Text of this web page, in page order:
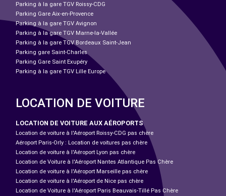
Parking à la gare TGV Roissy-CDG
Parking Gare Aix-en-Provence
Parking à la gare TGV Avignon
Parking à la gare TGV Marne-la-Vallée
Parking à la gare TGV Bordeaux Saint-Jean
Parking gare Saint-Charles
Parking Gare Saint Exupéry
Parking à la gare TGV Lille Europe
LOCATION DE VOITURE
LOCATION DE VOITURE AUX AÉROPORTS
Location de voiture à l'Aéroport Roissy-CDG pas chère
Aéroport Paris-Orly : Location de voitures pas chère
Location de voiture à l'Aéroport Lyon pas chère
Location de Voiture à l'Aéroport Nantes Atlantique Pas Chère
Location de voiture à l'Aéroport Marseille pas chère
Location de voiture à l'Aéroport de Nice pas chère
Location de Voiture à l'Aéroport Paris Beauvais-Tillé Pas Chère